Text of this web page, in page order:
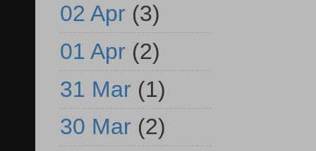
02 Apr (3)
01 Apr (2)
31 Mar (1)
30 Mar (2)